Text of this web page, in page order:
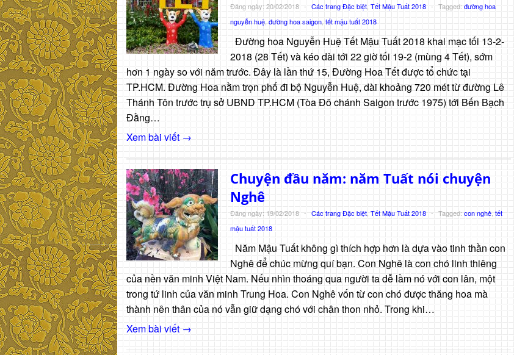
Đăng ngày: 20/02/2018 - Các trang Đặc biệt Tết Mậu Tuất 2018 - Tagged: đường hoa
nguyễn huệ, đường hoa saigon, tết mậu tuất 2018
Đường hoa Nguyễn Huệ Tết Mậu Tuất 2018 khai mạc tối 13-2-
2018 (28 Tết) và kéo dài tới 22 giờ tối 19-2 (mùng 4 Tết), sớm
hơn 1 ngày so với năm trước. Đây là lần thứ 15, Đường Hoa Tết được tổ chức tại
TP.HCM. Đường Hoa nằm trọn phố đi bộ Nguyễn Huệ, dài khoảng 720 mét từ đường Lê
Thánh Tôn trước trụ sở UBND TP.HCM (Tòa Đô chánh Saigon trước 1975) tới Bến Bạch
Đằng…
Xem bài viết →
Chuyện đầu năm: năm Tuất nói chuyện
Nghê
Đăng ngày: 19/02/2018 - Các trang Đặc biệt Tết Mậu Tuất 2018 - Tagged:con nghê tết
mậu tuất 2018
Năm Mậu Tuất không gì thích hợp hơn là dựa vào tinh thần con
Nghê để chúc mừng quí bạn. Con Nghê là con chó linh thiêng
của nền văn minh Việt Nam. Nếu nhìn thoáng qua người ta dễ lầm nó với con lân, một
trong tứ linh của văn minh Trung Hoa. Con Nghê vốn từ con chó được thăng hoa mà
thành nên thân của nó vẫn giữ dạng chó với chân thon nhỏ. Trong khi…
Xem bài viết →